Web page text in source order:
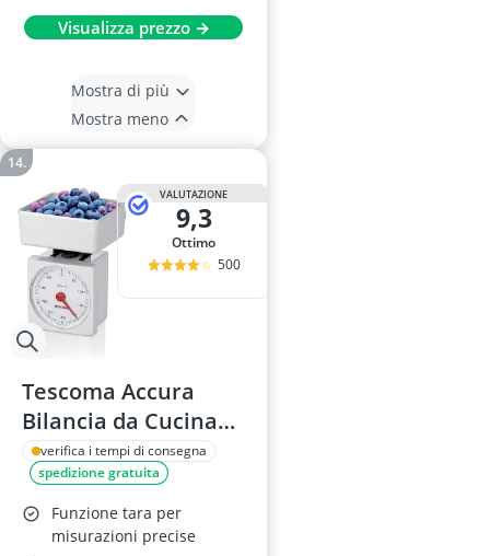
Visualizza prezzo →
Mostra di più
Mostra meno
VALUTAZIONE
9,3
Ottimo
500
Tescoma Accura
Bilancia da Cucina
0.5 kg
verifica i tempi di consegna
spedizione gratuita
Funzione tara per
misurazioni precise